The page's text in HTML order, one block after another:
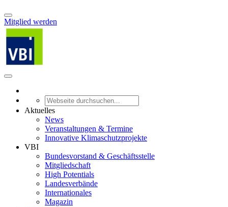
Mitglied werden
Aktuelles
News
Veranstaltungen & Termine
Innovative Klimaschutzprojekte
VBI
Bundesvorstand & Geschäftsstelle
Mitgliedschaft
High Potentials
Landesverbände
Internationales
Magazin